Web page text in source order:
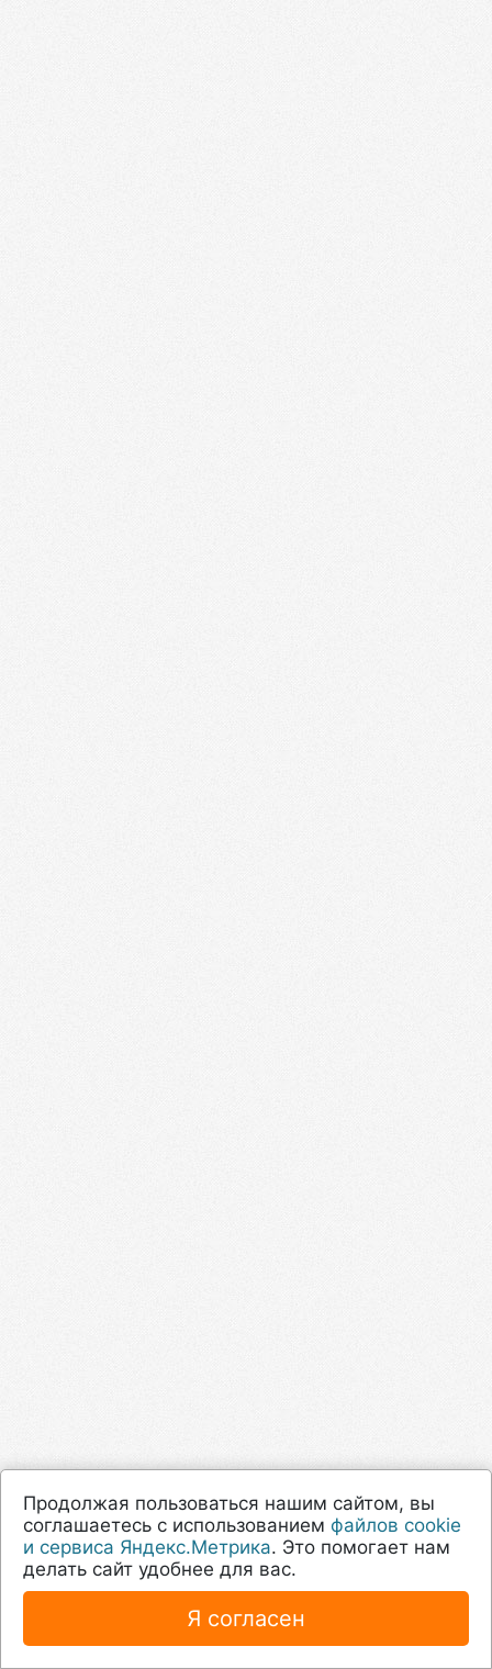
Продолжая пользоваться нашим сайтом, вы
соглашаетесь с использованием файлов cookie
и сервиса Яндекс.Метрика. Это помогает нам
делать сайт удобнее для вас.
Я согласен